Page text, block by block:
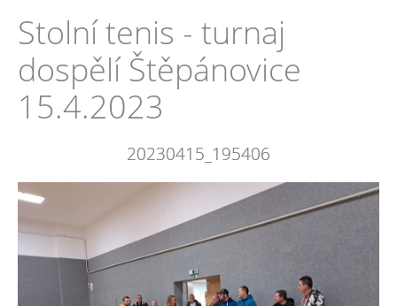
Stolní tenis - turnaj
dospělí Štěpánovice
15.4.2023
20230415_195406